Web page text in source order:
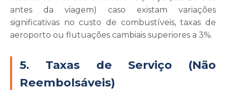
antes da viagem) caso existam variações
significativas no custo de combustíveis, taxas de
aeroporto ou flutuações cambiais superiores a 3%.
5. Taxas de Serviço (Não
Reembolsáveis)